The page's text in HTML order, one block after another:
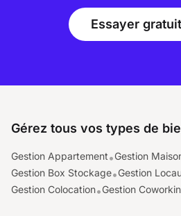
Essayer
Gérez tous vos types de
Gestion Appartement•Gestion
Gestion Box Stockage•Gestion
Gestion Colocation•Gestion